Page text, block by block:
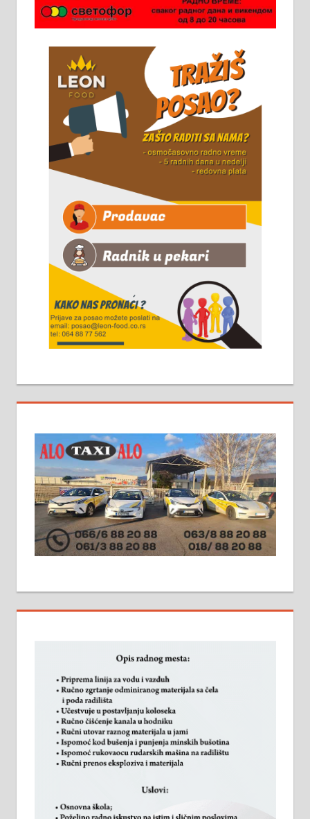
Потребна два радника за рад на
стоваришту „Липа промет” у
Алексинцу. За више
информација доћи лично на
стовариште у улици Максима
Горког 26 сваког радног дана од
8 до 15 часова. 063/465-045
Чистим све врсте димњака.
061/32-13-445